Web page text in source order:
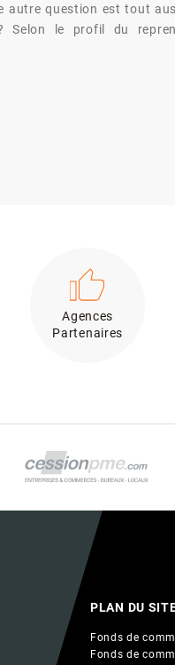
autre question est tout
Selon le profil du
Agences
Partenaires
PLAN DU
Fonds de
Fonds de